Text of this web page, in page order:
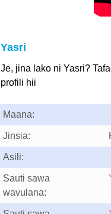
Yasri
Je, jina lako ni Yasri?
profili hii
Maana:
Jinsia:
Asili:
Sauti sawa
wavulana: